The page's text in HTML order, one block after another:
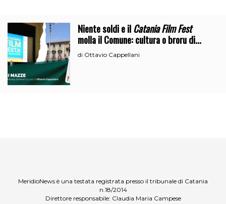
Niente soldi e ilCatania Film Fest
molla il Comune: cultura o broru di
ciciri?
di Ottavio Cappellani
MeridioNews è una testata registrata presso il tribunale di Catania
n.18/2014
Direttore responsabile: Claudia Maria Campese